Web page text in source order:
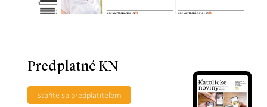
Predplatné KN
Staňte sa predplatiteľom